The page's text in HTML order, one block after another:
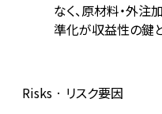
なく、原材料・外
準化が収益性の鍵
Risks · リスク要因